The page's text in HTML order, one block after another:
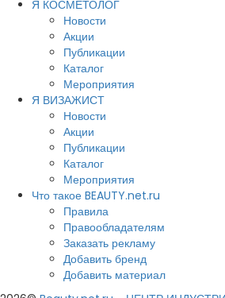
Я КОСМЕТОЛОГ
Новости
Акции
Публикации
Каталог
Мероприятия
Я ВИЗАЖИСТ
Новости
Акции
Публикации
Каталог
Мероприятия
Что такое BEAUTY.net.ru
Правила
Правообладателям
Заказать рекламу
Добавить бренд
Добавить материал